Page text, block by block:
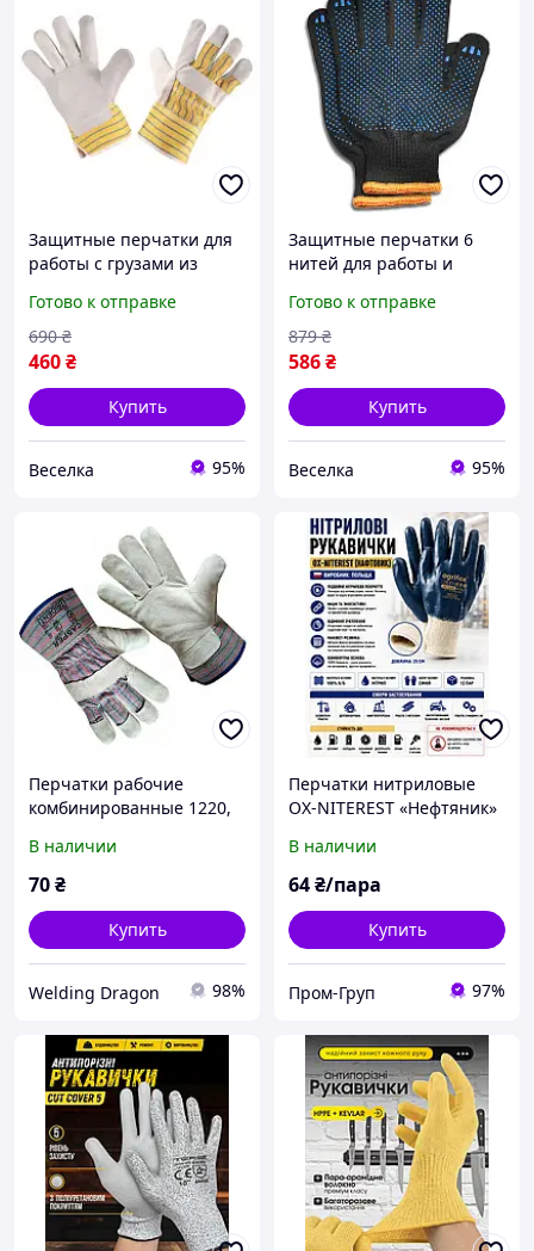
Защитные перчатки для
работы с грузами из
и комфортные для
механической защиты
рук FLAME
Готово к отправке
460₴
690 ₴
Купить
Веселка 95%
Защитные перчатки 6
нитей для работы и
удобные с ПВХ
покрытием для защиты
рук FLAME
Готово к отправке
586₴
879 ₴
Купить
Веселка 95%
Перчатки рабочие
комбинированные 1220,
металлом, ремонтных и
сварочных работ
В наличии
70₴
Купить
Welding Dragon 98%
Перчатки нитриловые
OX-NITEREST «Нефтяник»
покрытие)
маслобензостойкие, для
строительства и работы с
металлом
В наличии
64₴/пара
Купить
Пром-Груп 97%